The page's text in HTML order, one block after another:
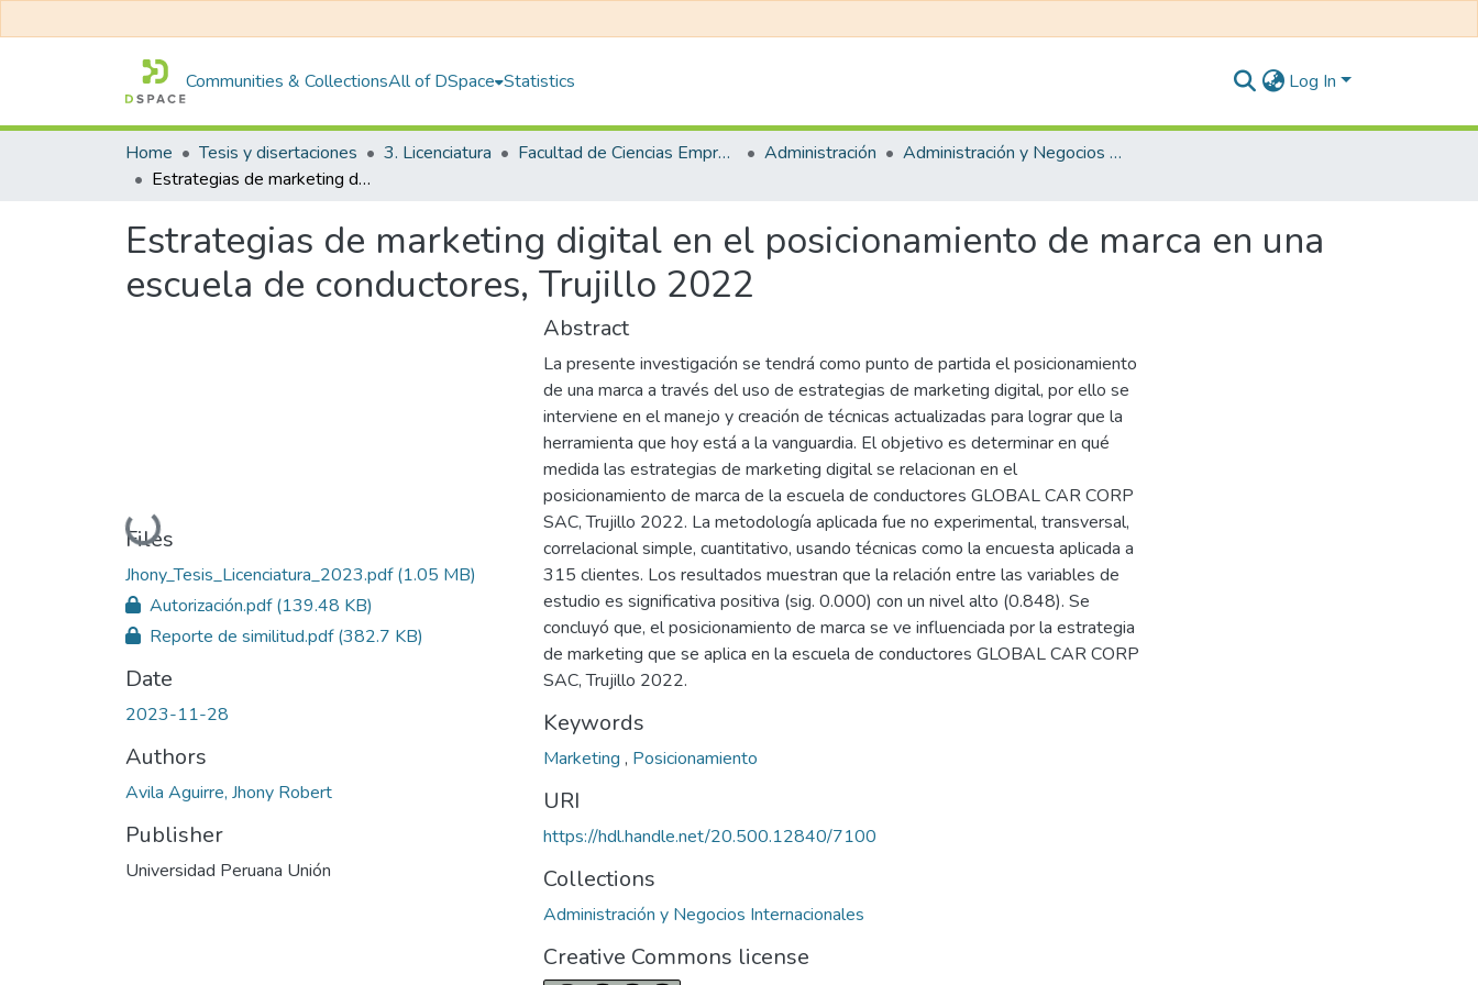
Communities & CollectionsAll of DSpace Statistics Log In
Home Tesis y disertaciones 3. Licenciatura Facultad de Ciencias Empresariales Administración
Administración y Negocios Internacionales
Estrategias de marketing digital en el posicionamiento de marca en una escuela de conductores, Trujillo 2022
Estrategias de marketing digital en el posicionamiento de marca en una
escuela de conductores, Trujillo 2022
Loading...
Files
Jhony_Tesis_Licenciatura_2023.pdf(1.05 MB)
Autorización.pdf(139.48 KB)
Reporte de similitud.pdf(382.7 KB)
Date
2023-11-28
Authors
Avila Aguirre, Jhony Robert
Publisher
Universidad Peruana Unión
Abstract
La presente investigación se tendrá como punto de partida el posicionamiento
de una marca a través del uso de estrategias de marketing digital, por ello se
interviene en el manejo y creación de técnicas actualizadas para lograr que la
herramienta que hoy está a la vanguardia. El objetivo es determinar en qué
medida las estrategias de marketing digital se relacionan en el
posicionamiento de marca de la escuela de conductores GLOBAL CAR CORP
SAC, Trujillo 2022. La metodología aplicada fue no experimental, transversal,
correlacional simple, cuantitativo, usando técnicas como la encuesta aplicada a
315 clientes. Los resultados muestran que la relación entre las variables de
estudio es significativa positiva (sig. 0.000) con un nivel alto (0.848). Se
concluyó que, el posicionamiento de marca se ve influenciada por la estrategia
de marketing que se aplica en la escuela de conductores GLOBAL CAR CORP
SAC, Trujillo 2022.
Keywords
Marketing , Posicionamiento
URI
https://hdl.handle.net/20.500.12840/7100
Collections
Administración y Negocios Internacionales
Creative Commons license